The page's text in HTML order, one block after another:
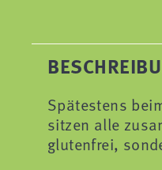
Spätestens
sitzen alle
glutenfrei,